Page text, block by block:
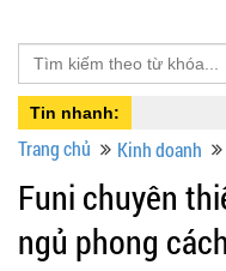
Tin nhanh:
Trang chủ Kinh doanh
Funi chuyên
ngủ phong